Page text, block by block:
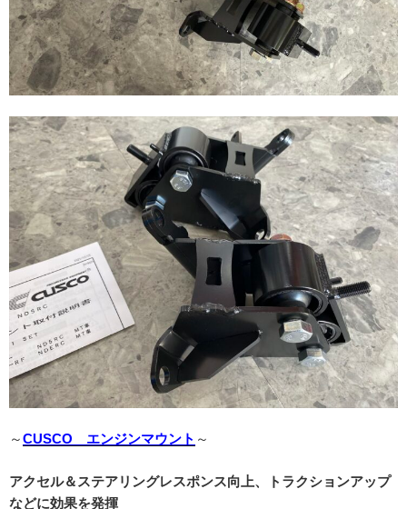
～CUSCO エンジンマウント ～
アクセル＆ステアリングレスポンス向上、トラクションアップ
などに効果を発揮